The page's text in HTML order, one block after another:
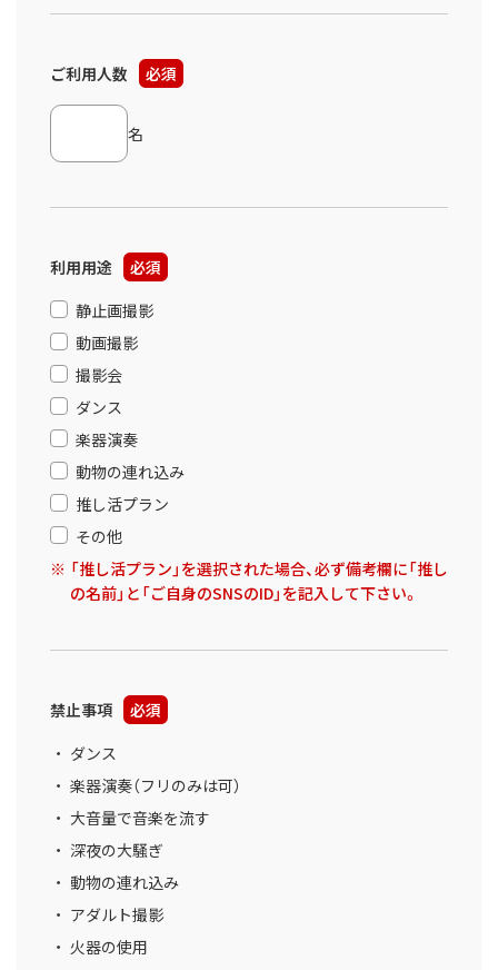
ご利用人数 必須
名
利用用途
必須
静止画撮影
動画撮影
撮影会
ダンス
楽器演奏
動物の連れ込み
推し活プラン
その他
「推し活プラン」を選択された場合、必ず備考欄に「推し
の名前」と「ご自身のSNSのID」を記入して下さい。
禁止事項
必須
ダンス
楽器演奏（フリのみは可）
大音量で音楽を流す
深夜の大騒ぎ
動物の連れ込み
アダルト撮影
火器の使用